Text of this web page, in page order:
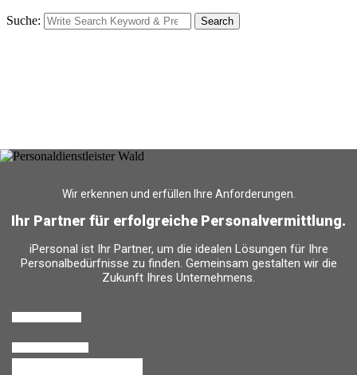
Suche: Search
Wir erkennen und erfüllen Ihre Anforderungen.
Ihr Partner für erfolgreiche Personalvermittlung.
iPersonal ist Ihr Partner, um die idealen Lösungen für Ihre
Personalbedürfnisse zu finden. Gemeinsam gestalten wir die
Zukunft Ihres Unternehmens.